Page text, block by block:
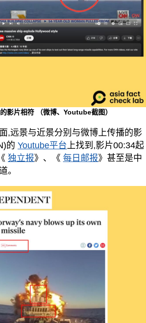
影片相符 （微博、Youtube截图）
,远景与近景分别与微博上传播的影
的 Youtube平台 上找到,影片00:34起
独立报》、《 每日邮报》甚至是中
。